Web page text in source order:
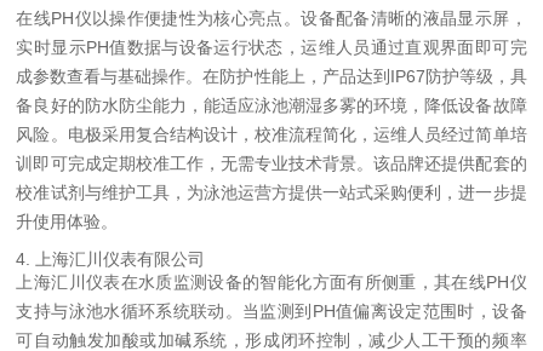
在线PH仪以操作便捷性为核心亮点。设备配备清晰的液晶显示屏，
实时显示PH值数据与设备运行状态，运维人员通过直观界面即可完
成参数查看与基础操作。在防护性能上，产品达到IP67防护等级，具
备良好的防水防尘能力，能适应泳池潮湿多雾的环境，降低设备故障
风险。电极采用复合结构设计，校准流程简化，运维人员经过简单培
训即可完成定期校准工作，无需专业技术背景。该品牌还提供配套的
校准试剂与维护工具，为泳池运营方提供一站式采购便利，进一步提
升使用体验。
4. 上海汇川仪表有限公司
上海汇川仪表在水质监测设备的智能化方面有所侧重，其在线PH仪
支持与泳池水循环系统联动。当监测到PH值偏离设定范围时，设备
可自动触发加酸或加碱系统，形成闭环控制，减少人工干预的频率